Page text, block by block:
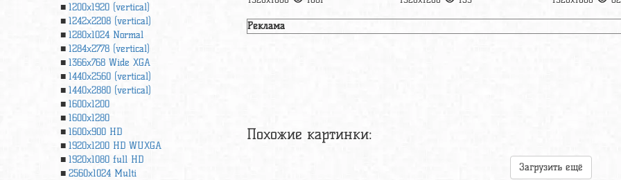
1200x1920 (vertical)
1242x2208 (vertical)
1280x1024 Normal
1284x2778 (vertical)
1366х768 Wide XGA
1440x2560 (vertical)
1440x2880 (vertical)
1600x1200
1600x1280
1600x900 HD
1920x1200 HD WUXGA
1920х1080 full HD
2560x1024 Multi
Реклама
Похожие картинки:
Загрузить ещё